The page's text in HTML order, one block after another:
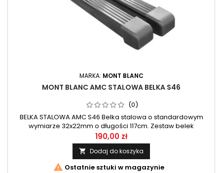
MARKA: MONT BLANC
MONT BLANC AMC STALOWA BELKA S46
(0)
BELKA STALOWA AMC S46 Belka stalowa o standardowym
wymiarze 32x22mm o długości 117cm. Zestaw belek
przeznaczony do systemu AMC firmy Mont Blanc.
190,00 zł
 Dodaj do koszyka
 Ostatnie sztuki w magazynie